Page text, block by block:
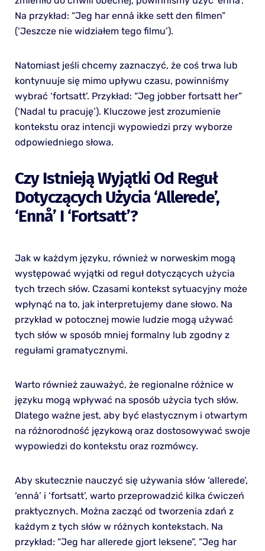
Na przykład: “Jeg har ennå ikke sett den filmen”
(‘Jeszcze nie widziałem tego filmu’).
Natomiast jeśli chcemy zaznaczyć, że coś trwa lub
kontynuuje się mimo upływu czasu, powinniśmy
wybrać ‘fortsatt’. Przykład: “Jeg jobber fortsatt her”
(‘Nadal tu pracuję’). Kluczowe jest zrozumienie
kontekstu oraz intencji wypowiedzi przy wyborze
odpowiedniego słowa.
Czy Istnieją Wyjątki Od Reguł
Dotyczących Użycia ‘allerede’,
‘ennå’ I ‘fortsatt’?
Jak w każdym języku, również w norweskim mogą
występować wyjątki od reguł dotyczących użycia
tych trzech słów. Czasami kontekst sytuacyjny może
wpłynąć na to, jak interpretujemy dane słowo. Na
przykład w potocznej mowie ludzie mogą używać
tych słów w sposób mniej formalny lub zgodny z
regułami gramatycznymi.
Warto również zauważyć, że regionalne różnice w
języku mogą wpływać na sposób użycia tych słów.
Dlatego ważne jest, aby być elastycznym i otwartym
na różnorodność językową oraz dostosowywać swoje
wypowiedzi do kontekstu oraz rozmówcy.
Aby skutecznie nauczyć się używania słów ‘allerede’,
‘ennå’ i ‘fortsatt’, warto przeprowadzić kilka ćwiczeń
praktycznych. Można zacząć od tworzenia zdań z
każdym z tych słów w różnych kontekstach. Na
przykład: “Jeg har allerede gjort leksene”, “Jeg har